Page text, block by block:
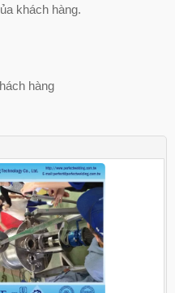
khách hàng.
hàng